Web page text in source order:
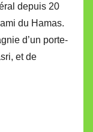
depuis 20
du Hamas.
d’un porte-
et de